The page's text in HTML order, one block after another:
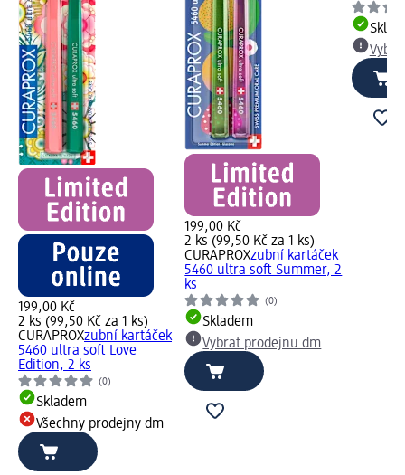
199,00 Kč
2 ks (99,50 Kč za 1 ks)
CURAPROXzubní kartáček
5460 ultra soft Love
Edition, 2 ks
(0)
Skladem
Všechny prodejny dm
199,00 Kč
2 ks (99,50 Kč za 1 ks)
CURAPROXzubní kartáček
5460 ultra soft Summer, 2
ks
(0)
Skladem
Vybrat prodejnu dm